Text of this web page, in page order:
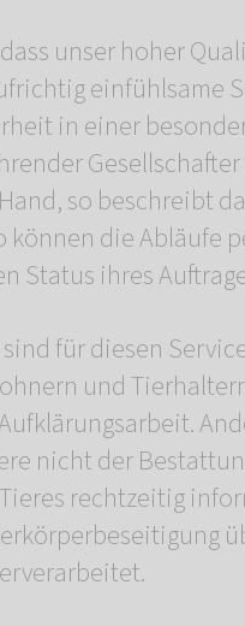
unser hoher
einfühlsame
in einer
Gesellschafter
so beschreibt
können die Abläufe
Status ihres
für diesen
und
nicht der
rechtzeitig